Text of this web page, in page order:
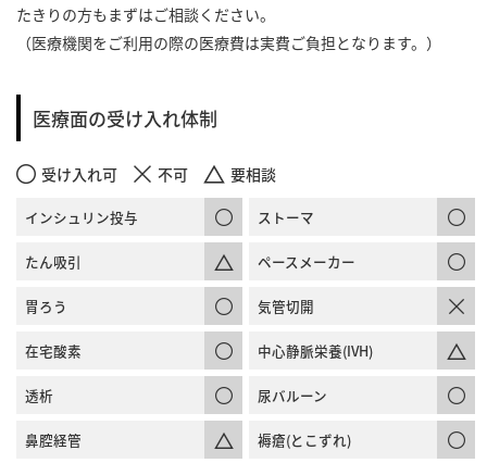
たきりの方もまずはご相談ください。
（医療機関をご利用の際の医療費は実費ご負担となります。）
医療面の受け入れ体制
受け入れ可 不可 要相談
インシュリン投与 ストーマ
たん吸引 ペースメーカー
胃ろう 気管切開
在宅酸素 中心静脈栄養(IVH)
透析 尿バルーン
鼻腔経管 褥瘡(とこずれ)